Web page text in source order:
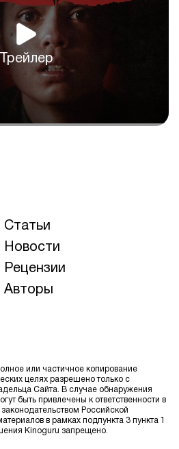
Трейлер
или частичное копирование
целях разрешено только с
Сайта. В случае обнаружения
быть привлечены к ответственности в
Российской
в рамках подпункта 3 пункта 1
Kinoguru запрещено.
Статьи
Новости
Рецензии
Авторы